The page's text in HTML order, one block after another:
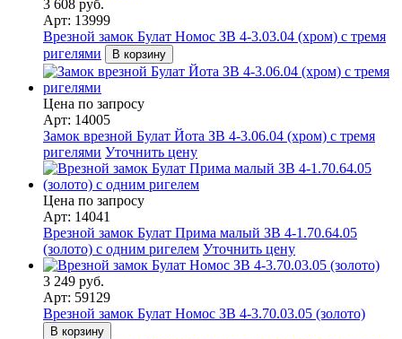
3 608 руб.
Арт: 13999
Врезной замок Булат Номос ЗВ 4-3.03.04 (хром) с тремя
ригелями
В корзину
Цена по запросу
Арт: 14005
Замок врезной Булат Йота ЗВ 4-3.06.04 (хром) с тремя
ригелями Уточнить цену
Цена по запросу
Арт: 14041
Врезной замок Булат Прима малый ЗВ 4-1.70.64.05
(золото) с одним ригелем Уточнить цену
3 249 руб.
Арт: 59129
Врезной замок Булат Номос ЗВ 4-3.70.03.05 (золото)
В корзину